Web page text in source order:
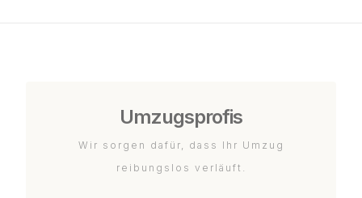
Umzugsprofis
Wir sorgen dafür, dass Ihr Umzug
reibungslos verläuft.